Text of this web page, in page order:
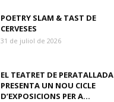
POETRY SLAM & TAST DE
CERVESES
31 de juliol de 2026
EL TEATRET DE PERATALLADA
PRESENTA UN NOU CICLE
D’EXPOSICIONS PER A...